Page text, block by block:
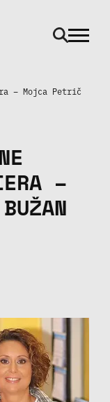
odpri
– Mojca Petrič
–